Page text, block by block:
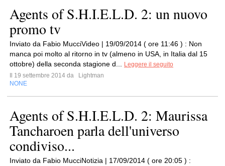
Agents of S.H.I.E.L.D. 2: un nuovo
promo tv
Inviato da Fabio MucciVideo | 19/09/2014 ( ore 11:46 ) : Non
manca poi molto al ritorno in tv (almeno in USA, in Italia dal 15
ottobre) della seconda stagione d...
Leggere il seguito
Il 19 settembre 2014 da
Lightman
NONE
Agents of S.H.I.E.L.D. 2: Maurissa
Tancharoen parla dell'universo
condiviso...
Inviato da Fabio MucciNotizia | 17/09/2014 ( ore 20:05 ) :